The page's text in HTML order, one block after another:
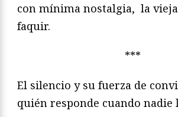
con mínima nostalgia, la
faquir.
***
El silencio y su fuerza de
quién responde cuando nadie